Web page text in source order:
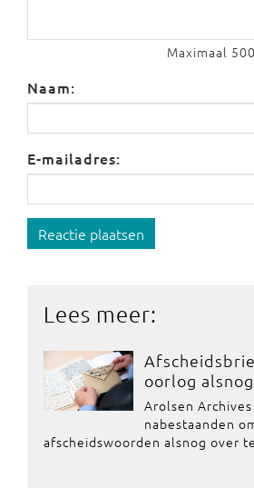
Maximaal
Naam:
E-mailadres:
Reactie plaatsen
Lees meer:
oorlog alsnog
Arolsen
nabestaanden
afscheidswoorden alsnog over